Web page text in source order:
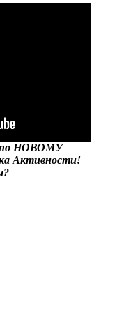
по НОВОМУ
Активности!